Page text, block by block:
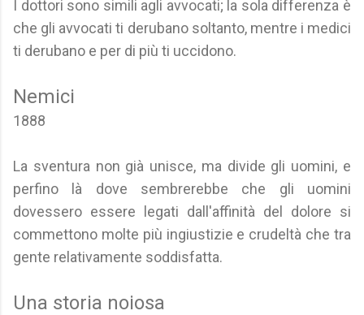
I dottori sono simili agli avvocati; la sola differenza è
che gli avvocati ti derubano soltanto, mentre i medici
ti derubano e per di più ti uccidono.
Nemici
1888
La sventura non già unisce, ma divide gli uomini, e
perfino là dove sembrerebbe che gli uomini
dovessero essere legati dall'affinità del dolore si
commettono molte più ingiustizie e crudeltà che tra
gente relativamente soddisfatta.
Una storia noiosa